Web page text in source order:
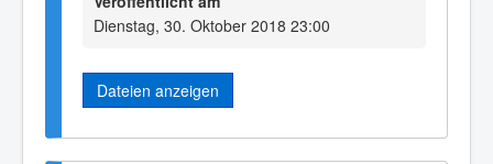
Dienstag, 30. Oktober 2018 23:00
Dateien anzeigen